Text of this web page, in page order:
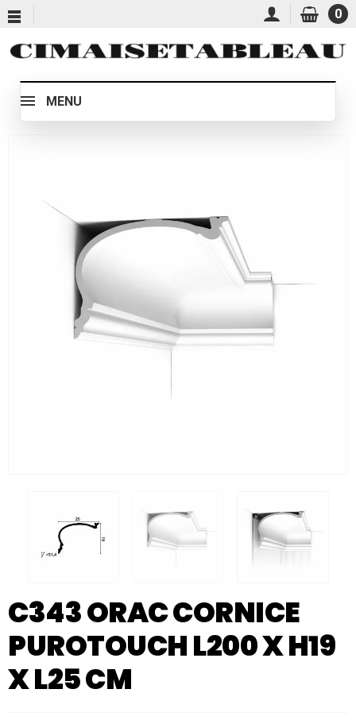
0
MENU
C343 ORAC CORNICE
PUROTOUCH L200 X H19
X L25 CM